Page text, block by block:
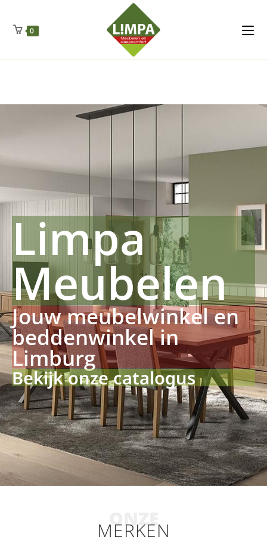
Regenschut
Drueckerpro
Fettsauren Dekemax Kapselmed
Luftkuhlen Zauberfan Netzfenste Insektensc
0
Limpa
Meubelen
Jouw meubelwinkel en
beddenwinkel in
Limburg
Bekijk onze catalogus
ONZE
MERKEN